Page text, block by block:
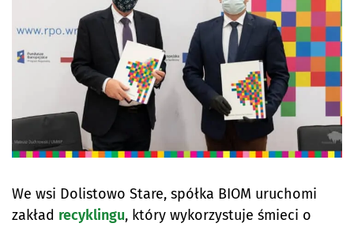
We wsi Dolistowo Stare, spółka BIOM uruchomi
zakład recyklingu, który wykorzystuje śmieci o